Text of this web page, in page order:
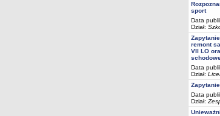
sport
Data
Dział:
remont
VII LO
Data
Dział:
Data
Dział: